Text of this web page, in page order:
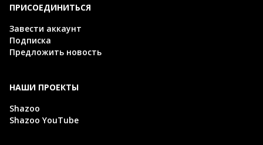
ПРИСОЕДИНИТЬСЯ
Завести аккаунт
Подписка
Предложить новость
НАШИ ПРОЕКТЫ
Shazoo
Shazoo YouTube